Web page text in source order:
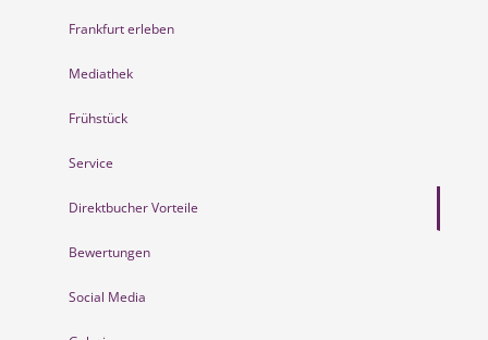
Frankfurt erleben
Mediathek
Frühstück
Service
Direktbucher Vorteile
Bewertungen
Social Media